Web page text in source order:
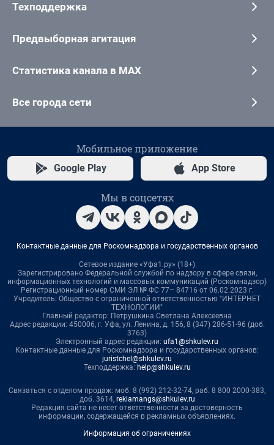
Техподдержка
Предвыборная агитация
Статистика канала в MAX
Все города сети
Мобильное приложение
Google Play App Store
Мы в соцсетях
Контактные данные для Роскомнадзора и государственных органов
Сетевое издание «Уфа1.ру» (18+)
Зарегистрировано Федеральной службой по надзору в сфере связи,
информационных технологий и массовых коммуникаций (Роскомнадзор)
Регистрационный номер СМИ ЭЛ № ФС 77– 84716 от 06.02.2023 г.
Учредитель: Общество с ограниченной ответственностью "ИНТЕРНЕТ
ТЕХНОЛОГИИ"
Главный редактор: Петрушкина Светлана Алексеевна
Адрес редакции: 450006, г. Уфа, ул. Ленина, д. 156, 8 (347) 286-51-96 (доб.
3763)
Электронный адрес редакции: ufa1@shkulev.ru
Контактные данные для Роскомнадзора и государственных органов:
juristchel@shkulev.ru
Техподдержка: help@shkulev.ru
Связаться с отделом продаж: моб. 8 (992) 212-32-74, раб. 8 800 2000-383,
доб. 3614, reklamangs@shkulev.ru
Редакция сайта не несет ответственности за достоверность
информации, содержащейся в рекламных объявлениях.
Информация об ограничениях